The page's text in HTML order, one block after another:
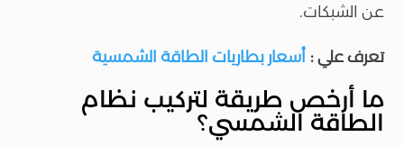
عن الشبكات.
تعرف علي :أسعار بطاريات الطاقة الشمسية
ما أرخص طريقة لتركيب نظام
الطاقة الشمسي؟